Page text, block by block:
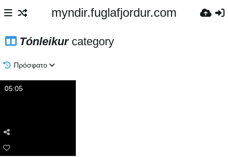
myndir.fuglafjordur.com
Tónleikurcategory
Πρόσφατο
05:05